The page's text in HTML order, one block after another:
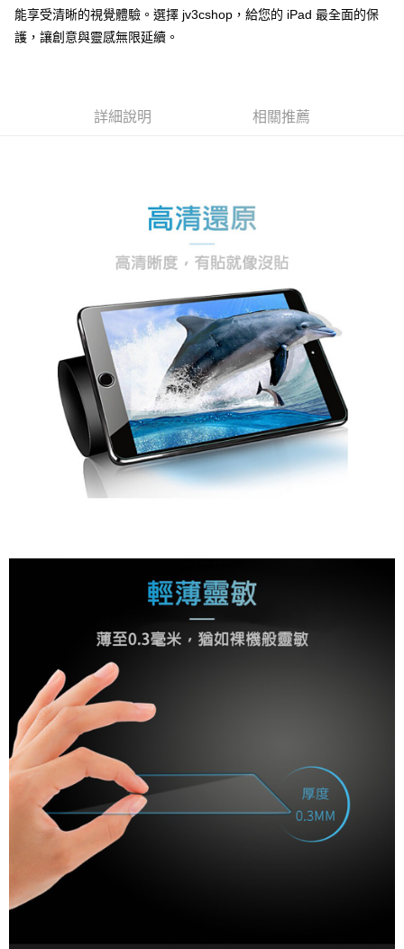
【「AFTEE先享後付」結帳流程】
１．於結帳方式選擇「AFTEE先享後付」後，將跳轉至「AFTEE先享後付」
※ 請注意：結帳手續完成當下不需立刻繳費，但若您需要取消訂單，請聯絡
１．透過由恩沛科技股份有限公司提供之「AFTEE先享後付」服務完成之交
易，需依本服務之必要範圍內提供個人資料，並將交易相關給付款項請求債
２．關於個人資料處理事宜，請瀏覽以下網址：
https://aftee.tw/terms/#terms3
３．未成年的使用者請事先徵得法定代理人或監護人之同意方可使用
「AFTEE先享後付」，若未經同意申辦者引起之損失，本公司不負相關責
４．使用「AFTEE先享後付」時，將依據個別帳號之用戶狀況，依本公司即
時審查核予不同之上限額度；若仍有額度不足之情形，本公司將視審查結果
請求用戶進行身份認證。
５．嚴禁一人註冊多個帳號或使用他人資訊註冊。若發現惡意使用之情形，
恩沛科技股份有限公司將有權停止該用戶之使用額度並採取法律行動。
每筆NT$60，滿NT$499(含以上)免運費
付款後全家取貨
每筆NT$80，滿NT$699(含以上)免運費
能享受清晰的視覺體驗。選擇 jv3cshop，給您的 iPad 最全面的保
護，讓創意與靈感無限延續。
詳細說明 相關推薦